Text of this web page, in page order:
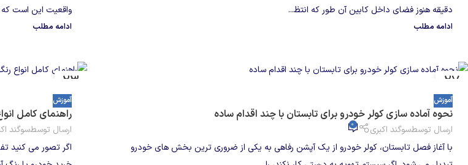
دقیقه هنوز فضای داخل کابین آن طور که انتظ...
ادامه مطلب
واقعیت این است که
ادامه مطلب
27
جولای
آموزش
نحوه آماده سازی کولر خودرو برای تابستان با چند اقدام ساده
ارسال توسطسوگند اکبری 0
با آغاز فصل تابستان، کولر خودرو از یک آپشن رفاهی به یکی از ضروری ترین بخش های خودرو
23
جولای
آموزش
راهنمای کامل
ارسال توسطسوگند
اگر تصور می کنید